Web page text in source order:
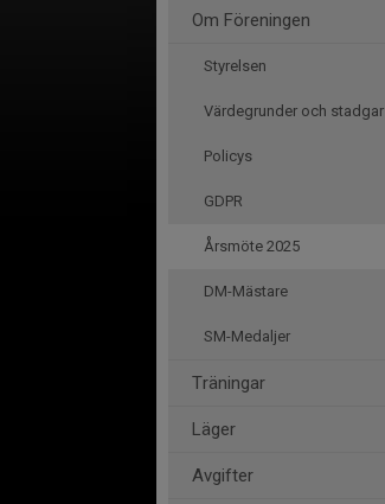
Om Föreningen
Styrelsen
Värdegrunder och stadgar
Policys
GDPR
Årsmöte 2025
DM-Mästare
SM-Medaljer
Träningar
Läger
Avgifter